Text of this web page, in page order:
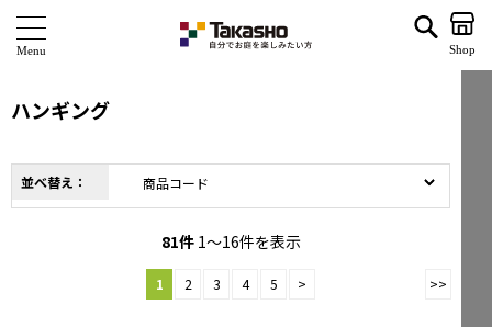
海外ブランド・シリーズ
Shop
ハンギング
並べ替え：
81件1～16件を表示
1 2 3 4 5 > >>